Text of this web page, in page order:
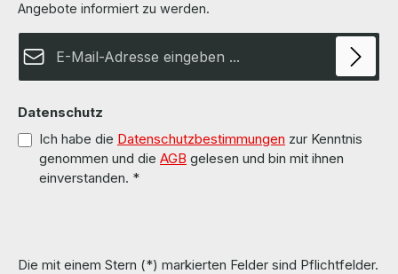
Angebote informiert zu werden.
Datenschutz
Ich habe die Datenschutzbestimmungen zur Kenntnis
genommen und die AGB gelesen und bin mit ihnen
einverstanden. *
Die mit einem Stern (*) markierten Felder sind Pflichtfelder.